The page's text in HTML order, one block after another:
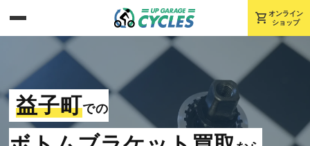
shopping_cart オンライン
ショップ
益子町での